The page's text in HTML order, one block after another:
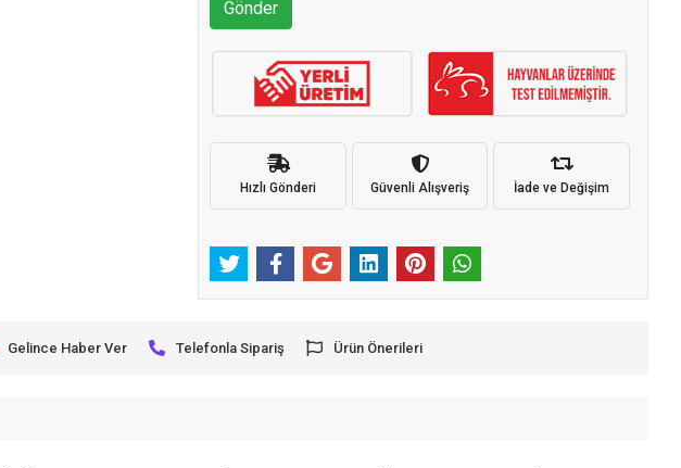
Gönder
Hızlı Gönderi Güvenli Alışveriş İade ve Değişim
Gelince Haber Ver Telefonla Sipariş Ürün Önerileri